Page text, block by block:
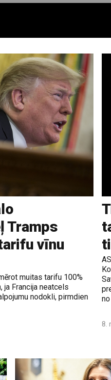
Tramps
vīnu
muitas tarifu 100%
ja Francija neatcels
nodokli, pirmdien
no
8.